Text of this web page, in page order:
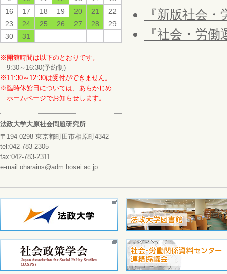
16
17 18 19 20 21
22
23
24 25 26 27 28
29
30
31
※開館時間は以下のとおりです。
9:30～16:30(予約制)
※11:30～12:30は受付ができません。
※臨時休館日については、あらかじめ
ホームページでお知らせします。
法政大学大原社会問題研究所
〒194-0298 東京都町田市相原町4342
tel:042-783-2305
fax:042-783-2311
e-mail oharains@adm.hosei.ac.jp
『新版社会
『社会・労